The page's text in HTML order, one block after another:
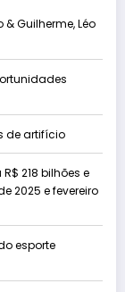
& Guilherme, Léo
de artifício
218 bilhões e
2025 e fevereiro
esporte